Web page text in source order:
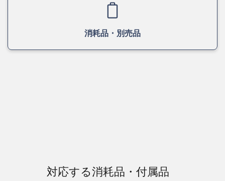
消耗品・別売品
対応する消耗品・付属品